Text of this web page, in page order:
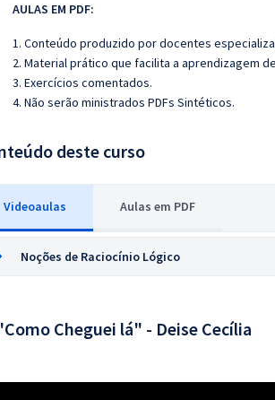
AULAS EM PDF:
1. Conteúdo produzido por docentes
2. Material prático que facilita a aprendizagem
3. Exercícios comentados.
4. Não serão ministrados PDFs Sintéticos.
deste curso
Videoaulas Aulas em PDF
Noções de Raciocínio Lógico
Cheguei lá" - Deise Cecília